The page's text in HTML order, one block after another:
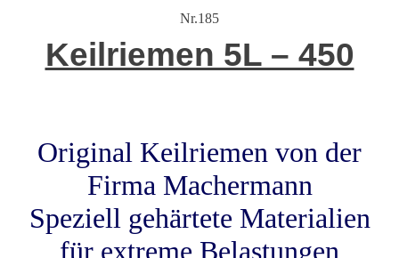
Nr.185
Keilriemen 5L – 450
Original Keilriemen von der
Firma Machermann
Speziell gehärtete Materialien
für extreme Belastungen